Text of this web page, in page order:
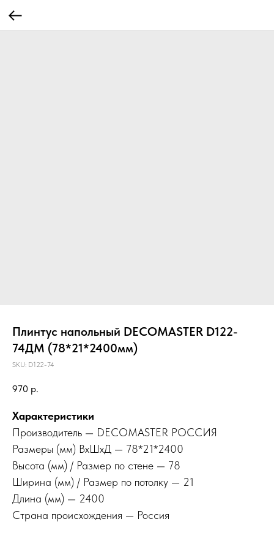
Плинтус напольный DECOMASTER D122-
74ДМ (78*21*2400мм)
SKU: D122-74
970 р.
Характеристики
Производитель — DECOMASTER РОССИЯ
Размеры (мм) ВхШхД — 78*21*2400
Высота (мм) / Размер по стене — 78
Ширина (мм) / Размер по потолку — 21
Длина (мм) — 2400
Страна происхождения — Россия